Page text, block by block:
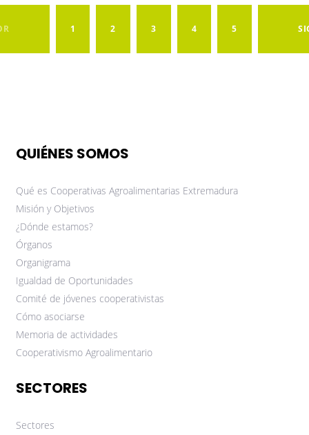
1 2 3 4 5
QUIÉNES SOMOS
Qué es Cooperativas Agroalimentarias Extremadura
Misión y Objetivos
¿Dónde estamos?
Órganos
Organigrama
Igualdad de Oportunidades
Comité de jóvenes cooperativistas
Cómo asociarse
Memoria de actividades
Cooperativismo Agroalimentario
SECTORES
Sectores